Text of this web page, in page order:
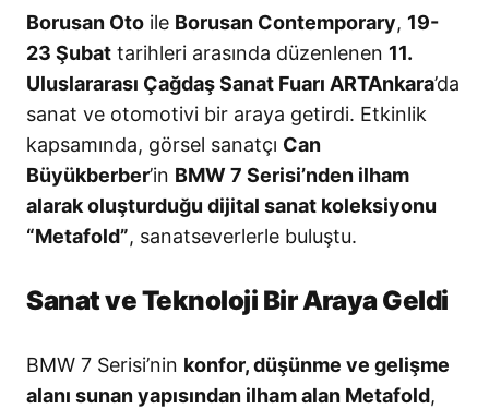
Borusan Oto ile Borusan Contemporary, 19-
23 Şubat tarihleri arasında düzenlenen 11.
Uluslararası Çağdaş Sanat Fuarı ARTAnkara’da
sanat ve otomotivi bir araya getirdi. Etkinlik
kapsamında, görsel sanatçı Can
Büyükberber’in BMW 7 Serisi’nden ilham
alarak oluşturduğu dijital sanat koleksiyonu
“Metafold”, sanatseverlerle buluştu.
Sanat ve Teknoloji Bir Araya Geldi
BMW 7 Serisi’nin konfor, düşünme ve gelişme
alanı sunan yapısından ilham alan Metafold,